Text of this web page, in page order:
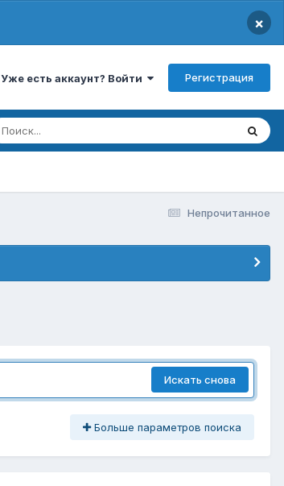
×
Уже есть аккаунт? Войти Регистрация
Непрочитанное
Искать снова
Больше параметров поиска